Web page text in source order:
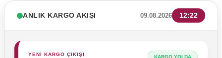
ANLIK KARGO AKIŞI 09.08.2026 12:22
YENİ KARGO ÇIKIŞI KARGO YOLDA